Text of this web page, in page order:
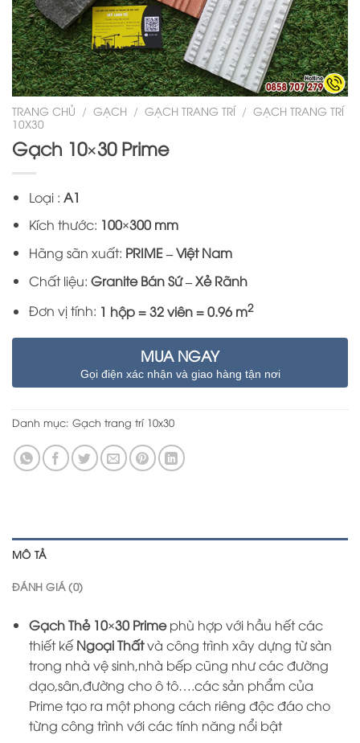
TRANG CHỦ / GẠCH / GẠCH TRANG TRÍ / GẠCH TRANG TRÍ
10X30
Gạch 10×30 Prime
Loại : A1
Kích thước: 100×300 mm
Hãng sãn xuất: PRIME – Việt Nam
Chất liệu: Granite Bán Sứ – Xẻ Rãnh
Đơn vị tính: 1 hộp = 32 viên = 0.96 m2
MUA NGAY
Gọi điện xác nhận và giao hàng tận nơi
Danh mục: Gạch trang trí 10x30
MÔ TẢ
ĐÁNH GIÁ (0)
Gạch Thẻ 10×30 Primephù hợp với hầu hết các
thiết kếNgoại Thấtvà công trình xây dựng từ sàn
trong nhà vệ sinh,nhà bếp cũng như các đường
dạo,sân,đường cho ô tô….các sản phẩm của
Prime tạo ra một phong cách riêng độc đáo cho
từng công trình với các tính năng nổi bật